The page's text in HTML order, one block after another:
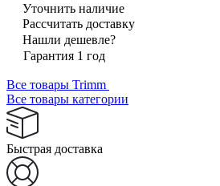
Уточнить наличие
Рассчитать доставку
Нашли дешевле?
Гарантия 1 год
Все товары Trimm
Все товары категории
Быстрая доставка